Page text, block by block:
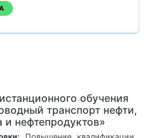
обучения
транспорт нефти,
и нефтепродуктов»